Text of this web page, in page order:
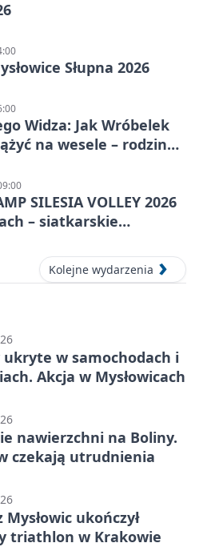
Słupna 2026
Widza: Jak Wróbelek
na wesele – rodzinny
SILESIA VOLLEY 2026
– siatkarskie
Kolejne wydarzenia
ukryte w samochodach i
Akcja w Mysłowicach
nawierzchni na Boliny.
czekają utrudnienia
ukończył
triathlon w Krakowie